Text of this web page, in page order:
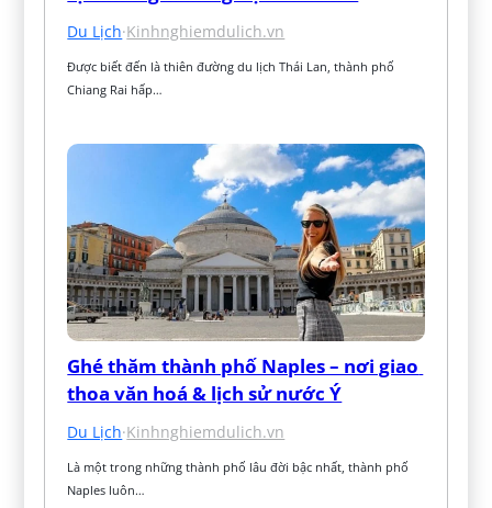
Du Lịch·Kinhnghiemdulich.vn
Được biết đến là thiên đường du lịch Thái Lan, thành phố
Chiang Rai hấp…
Ghé thăm thành phố Naples – nơi giao
thoa văn hoá & lịch sử nước Ý
Du Lịch·Kinhnghiemdulich.vn
Là một trong những thành phố lâu đời bậc nhất, thành phố
Naples luôn…